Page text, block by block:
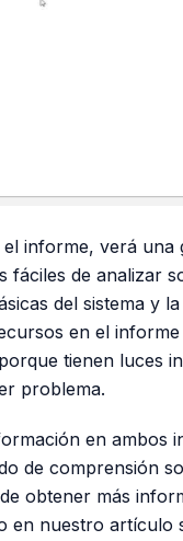
informe, verá una
fáciles de analizar
del sistema y
en el
tienen luces
problema.
en ambos
de comprensión
obtener más
en nuestro artículo